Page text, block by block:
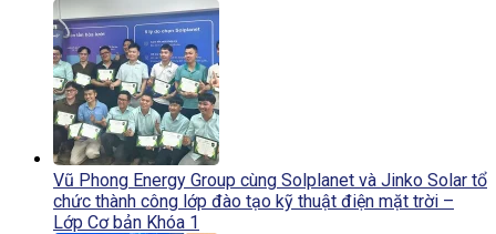
Vũ Phong Energy Group cùng Solplanet và Jinko Solar tổ
chức thành công lớp đào tạo kỹ thuật điện mặt trời –
Lớp Cơ bản Khóa 1